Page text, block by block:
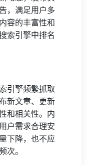
，满足用户多
容的丰富性和
索引擎中排名
引擎频繁抓取
新文章、更新
和相关性。内
户需求合理安
下降，也不应
次。